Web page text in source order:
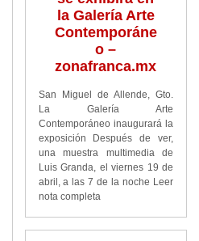
la Galería Arte
Contemporáne
o –
zonafranca.mx
San Miguel de Allende, Gto.
La Galería Arte
Contemporáneo inaugurará la
exposición Después de ver,
una muestra multimedia de
Luis Granda, el viernes 19 de
abril, a las 7 de la noche Leer
nota completa